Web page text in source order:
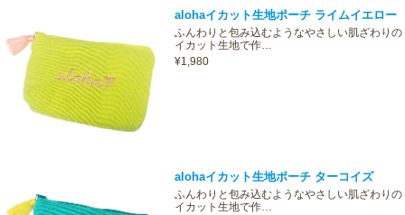
alohaイカット生地ポーチ ライムイエロー
ふんわりと包み込むようなやさしい肌ざわりの
イカット生地で作…
¥1,980
alohaイカット生地ポーチ ターコイズ
ふんわりと包み込むようなやさしい肌ざわりの
イカット生地で作…